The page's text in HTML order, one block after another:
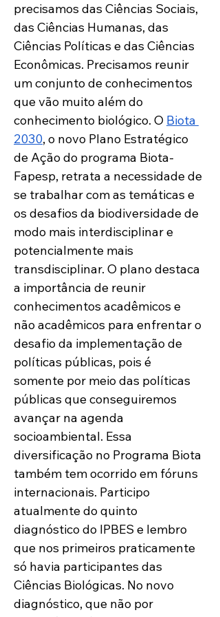
precisamos das Ciências Sociais,
das Ciências Humanas, das
Ciências Políticas e das Ciências
Econômicas. Precisamos reunir
um conjunto de conhecimentos
que vão muito além do
conhecimento biológico. O Biota
2030, o novo Plano Estratégico
de Ação do programa Biota-
Fapesp, retrata a necessidade de
se trabalhar com as temáticas e
os desafios da biodiversidade de
modo mais interdisciplinar e
potencialmente mais
transdisciplinar. O plano destaca
a importância de reunir
conhecimentos acadêmicos e
não acadêmicos para enfrentar o
desafio da implementação de
políticas públicas, pois é
somente por meio das políticas
públicas que conseguiremos
avançar na agenda
socioambiental. Essa
diversificação no Programa Biota
também tem ocorrido em fóruns
internacionais. Participo
atualmente do quinto
diagnóstico do IPBES e lembro
que nos primeiros praticamente
só havia participantes das
Ciências Biológicas. No novo
diagnóstico, que não por